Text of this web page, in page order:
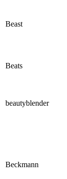
Beast
Beats
beautyblender
Beckmann